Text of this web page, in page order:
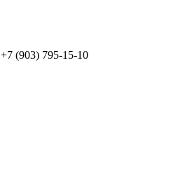
+7 (903) 795-15-10